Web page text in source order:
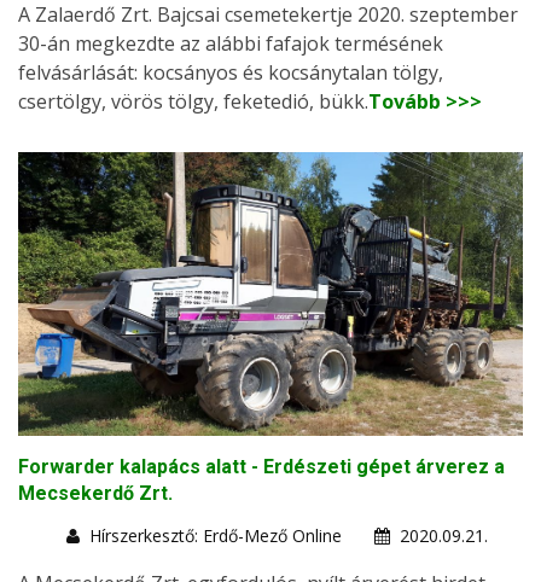
A Zalaerdő Zrt. Bajcsai csemetekertje 2020. szeptember
30-án megkezdte az alábbi fafajok termésének
felvásárlását: kocsányos és kocsánytalan tölgy,
csertölgy, vörös tölgy, feketedió, bükk.Tovább >>>
Forwarder kalapács alatt - Erdészeti gépet árverez a
Mecsekerdő Zrt.
Hírszerkesztő: Erdő-Mező Online
2020.09.21.